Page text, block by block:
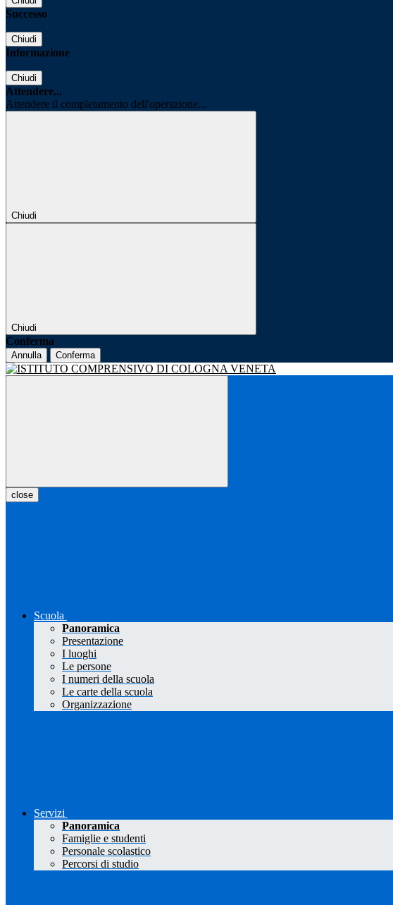
Successo
Chiudi
Informazione
Chiudi
Attendere...
Attendere il completamento dell'operazione...
Chiudi
Chiudi
Conferma
Annulla Conferma
close
Scuola
Panoramica
Presentazione
I luoghi
Le persone
I numeri della scuola
Le carte della scuola
Organizzazione
Servizi
Panoramica
Famiglie e studenti
Personale scolastico
Percorsi di studio